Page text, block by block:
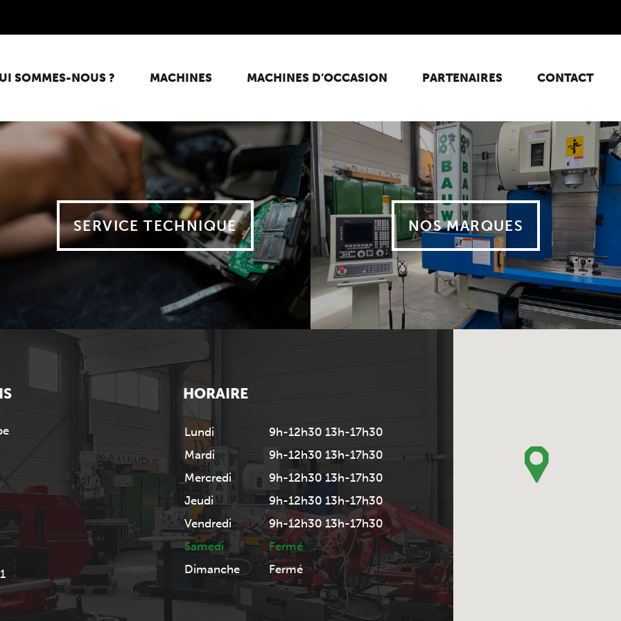
SOMMES-NOUS ? MACHINES MACHINES D’OCCASION PARTENAIRES CONTACT
SERVICE TECHNIQUE NOS MARQUES
HORAIRE
Lundi
9h-12h30 13h-17h30
Mardi
9h-12h30 13h-17h30
Mercredi
9h-12h30 13h-17h30
Jeudi
9h-12h30 13h-17h30
Vendredi
9h-12h30 13h-17h30
Samedi
Fermé
Dimanche
Fermé